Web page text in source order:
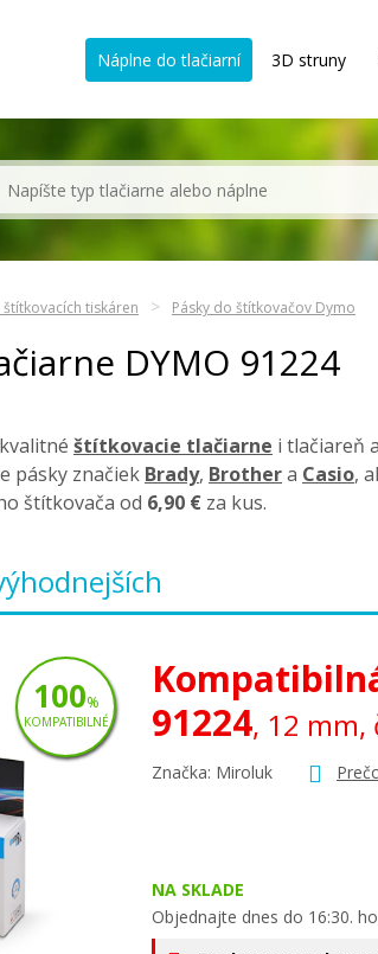
Náplne do tlačiarní 3D struny
štítkovacích tiskáren Pásky do štítkovačov Dymo
DYMO 91224
štítkovacie tlačiarne i tlačiareň
pásky značiek Brady, Brothera Casio,
štítkovača od 6,90 € za kus.
91224, 12 mm,
Značka: Miroluk
NA SKLADE
Objednajte dnes do 16:30.
100%
KOMPATIBILNÉ